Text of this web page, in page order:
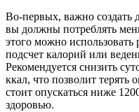
Во-первых, важно создать
вы должны потреблять
этого можно
подсчет калорий или
Рекомендуется снизить
ккал, что позволит терять
стоит опускаться ниже
здоровью.